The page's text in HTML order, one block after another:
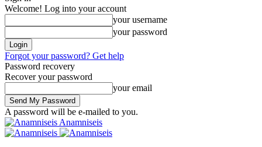
Welcome! Log into your account
your username
your password
Forgot your password? Get help
Password recovery
Recover your password
your email
A password will be e-mailed to you.
Anamniseis